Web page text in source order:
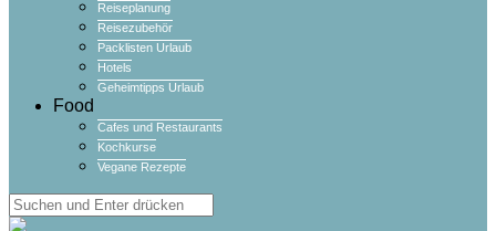
Reiseplanung
Reisezubehör
Packlisten Urlaub
Hotels
Geheimtipps Urlaub
Food
Cafes und Restaurants
Kochkurse
Vegane Rezepte